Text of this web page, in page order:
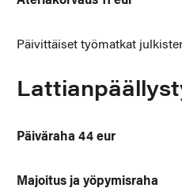
Päivittäiset työmatkat
Päiväraha 44 eur
Majoitus ja yöpymisraha